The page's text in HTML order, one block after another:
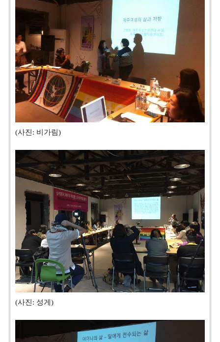
(사진: 비가림)
(사진: 성게)